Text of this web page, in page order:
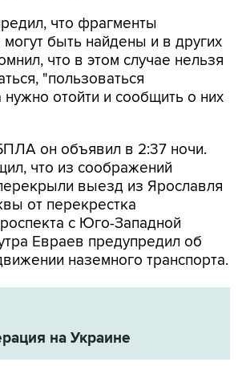
что фрагменты
быть найдены и в других
что в этом случае нельзя
"пользоваться
отойти и сообщить о них
он объявил в 2:37 ночи.
что из соображений
выезд из Ярославля
от перекрестка
с Юго-Западной
Евраев предупредил об
наземного транспорта.
на Украине